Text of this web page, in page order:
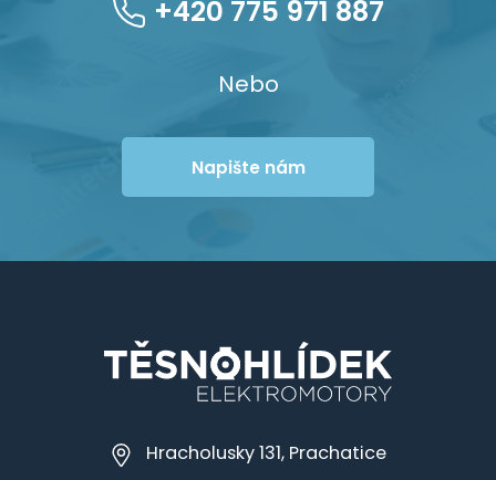
+420 775 971 887
Nebo
Napište nám
Hracholusky 131, Prachatice